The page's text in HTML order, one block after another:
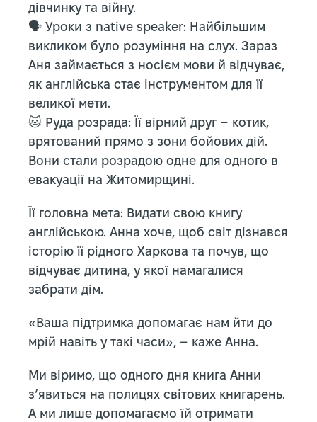
дівчинку та війну.
🗣️ Уроки з native speaker: Найбільшим
викликом було розуміння на слух. Зараз
Аня займається з носієм мови й відчуває,
як англійська стає інструментом для її
великої мети.
🐱 Руда розрада: Її вірний друг – котик,
врятований прямо з зони бойових дій.
Вони стали розрадою одне для одного в
евакуації на Житомирщині.
Її головна мета: Видати свою книгу
англійською. Анна хоче, щоб світ дізнався
історію її рідного Харкова та почув, що
відчуває дитина, у якої намагалися
забрати дім.
«Ваша підтримка допомагає нам йти до
мрій навіть у такі часи», – каже Анна.
Ми віримо, що одного дня книга Анни
з’явиться на полицях світових книгарень.
А ми лише допомагаємо їй отримати